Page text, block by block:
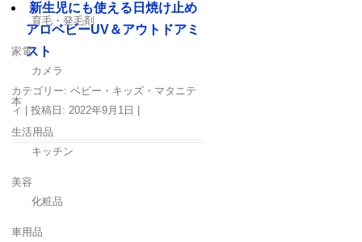
新生児にも使える日焼け止め
アロベビーUV＆アウトドアミ
スト
カテゴリー: ベビー・キッズ・マタニテ
ィ
| 投稿日: 2022年9月1日
育毛・発毛剤
家電
カメラ
本
生活用品
キッチン
美容
化粧品
車用品